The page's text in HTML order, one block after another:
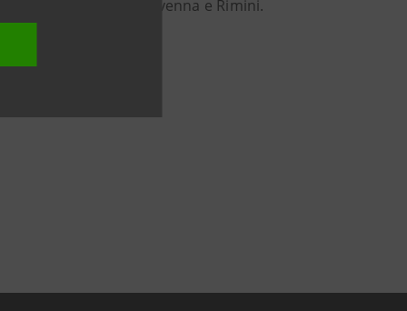
di Forlì-Cesena, Ravenna e Rimini.